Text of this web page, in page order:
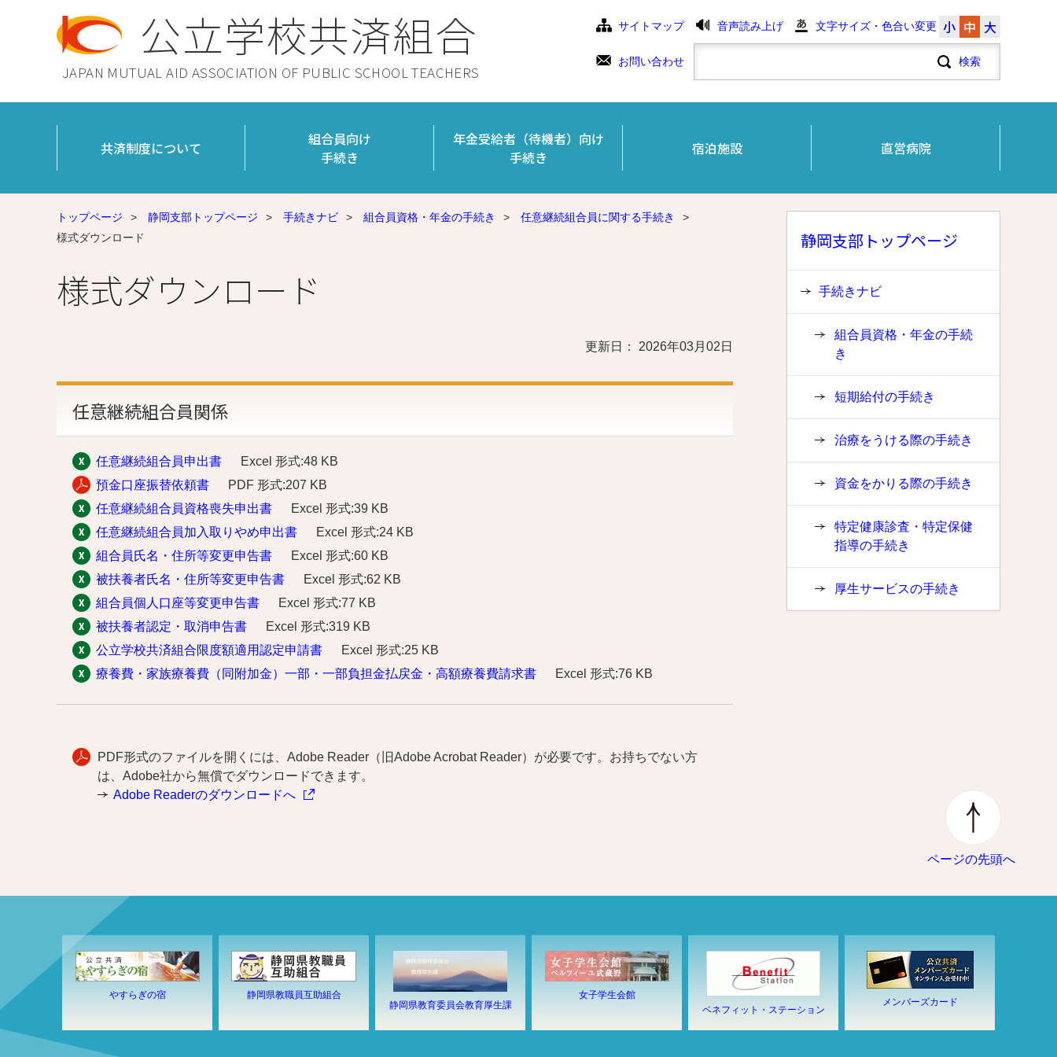
公立学校共済組合
JAPAN MUTUAL AID ASSOCIATION OF PUBLIC SCHOOL TEACHERS
サイトマップ 音声読み上げ 文字サイズ・色合い変更 小 中 大
お問い合わせ
共済制度について
組合員向け
手続き
年金受給者（待機者）向け
手続き
宿泊施設 直営病院
トップページ > 静岡支部トップページ > 手続きナビ > 組合員資格・年金の手続き > 任意継続組合員に関する手続き
>
様式ダウンロード
様式ダウンロード
更新日： 2026年03月02日
任意継続組合員関係
任意継続組合員申出書
Excel 形式:48 KB
預金口座振替依頼書
PDF 形式:207 KB
任意継続組合員資格喪失申出書
Excel 形式:39 KB
任意継続組合員加入取りやめ申出書
Excel 形式:24 KB
組合員氏名・住所等変更申告書
Excel 形式:60 KB
被扶養者氏名・住所等変更申告書
Excel 形式:62 KB
組合員個人口座等変更申告書
Excel 形式:77 KB
被扶養者認定・取消申告書
Excel 形式:319 KB
公立学校共済組合限度額適用認定申請書
Excel 形式:25 KB
療養費・家族療養費（同附加金）一部・一部負担金払戻金・高額療養費請求書
Excel 形式:76 KB
PDF形式のファイルを開くには、Adobe Reader（旧Adobe Acrobat Reader）が必要です。お持ちでない方
は、Adobe社から無償でダウンロードできます。
Adobe Readerのダウンロードへ
静岡支部トップページ
手続きナビ
組合員資格・年金の手続
き
短期給付の手続き
治療をうける際の手続き
資金をかりる際の手続き
特定健康診査・特定保健
指導の手続き
厚生サービスの手続き
ページの先頭へ
やすらぎの宿
静岡県教職員互助組合
静岡県教育委員会教育厚生課
女子学生会館
ベネフィット・ステーション
メンバーズカード